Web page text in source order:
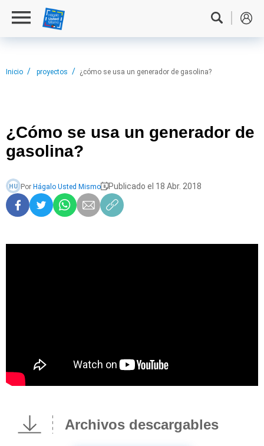
Inicio proyectos ¿cómo se usa un generador de gasolina?
¿Cómo se usa un generador de
gasolina?
HU Por Hágalo Usted Mismo Publicado el 18 Abr. 2018
Archivos descargables